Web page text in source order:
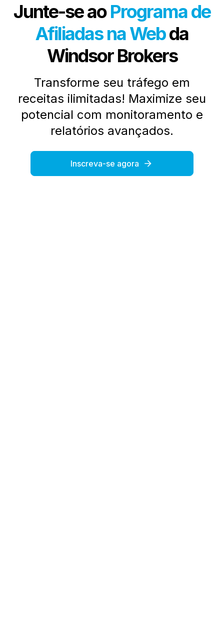
Junte-se aoPrograma de
Afiliadas na Webda
Windsor Brokers
Transforme seu tráfego em
receitas ilimitadas! Maximize seu
potencial com monitoramento e
relatórios avançados.
Inscreva-se agora